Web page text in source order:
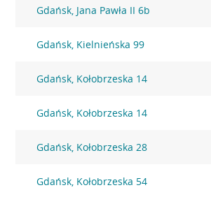
Gdańsk, Jana Pawła II 6b
Gdańsk, Kielnieńska 99
Gdańsk, Kołobrzeska 14
Gdańsk, Kołobrzeska 14
Gdańsk, Kołobrzeska 28
Gdańsk, Kołobrzeska 54